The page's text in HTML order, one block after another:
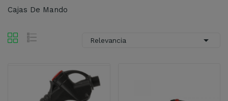
Cajas De Mando
Relevancia 